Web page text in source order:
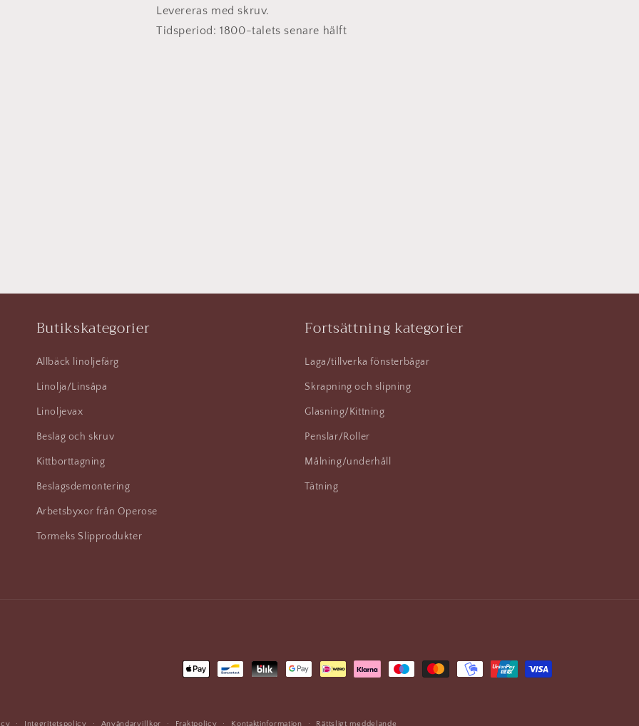
Levereras med skruv.
Tidsperiod: 1800-talets senare hälft
Butikskategorier
Allbäck linoljefärg
Linolja/Linsåpa
Linoljevax
Beslag och skruv
Kittborttagning
Beslagsdemontering
Arbetsbyxor från Operose
Tormeks Slipprodukter
Fortsättning kategorier
Laga/tillverka fönsterbågar
Skrapning och slipning
Glasning/Kittning
Penslar/Roller
Målning/underhåll
Tätning
Betalningsmetoder
Integritetspolicy Användarvillkor Fraktpolicy Kontaktinformation Rättsligt meddelande